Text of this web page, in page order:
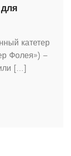
катетер
Фолея») –
[…]